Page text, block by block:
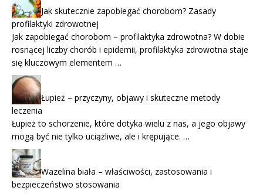
Jak skutecznie zapobiegać chorobom? Zasady
profilaktyki zdrowotnej
Jak zapobiegać chorobom – profilaktyka zdrowotna? W dobie
rosnącej liczby chorób i epidemii, profilaktyka zdrowotna staje
się kluczowym elementem …
Łupież – przyczyny, objawy i skuteczne metody
leczenia
Łupież to schorzenie, które dotyka wielu z nas, a jego objawy
mogą być nie tylko uciążliwe, ale i krępujące. …
Wazelina biała – właściwości, zastosowania i
bezpieczeństwo stosowania